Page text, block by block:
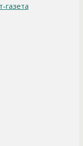
газета